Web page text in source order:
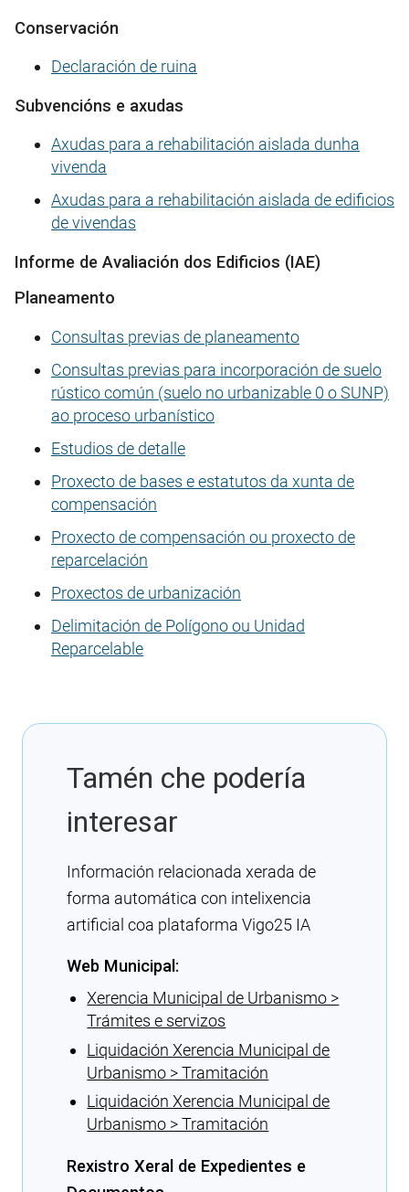
Conservación
Declaración de ruina
Subvencións e axudas
Axudas para a rehabilitación aislada dunha
vivenda
Axudas para a rehabilitación aislada de edificios
de vivendas
Informe de Avaliación dos Edificios (IAE)
Planeamento
Consultas previas de planeamento
Consultas previas para incorporación de suelo
rústico común (suelo no urbanizable 0 o SUNP)
ao proceso urbanístico
Estudios de detalle
Proxecto de bases e estatutos da xunta de
compensación
Proxecto de compensación ou proxecto de
reparcelación
Proxectos de urbanización
Delimitación de Polígono ou Unidad
Reparcelable
Tamén che podería
interesar
Información relacionada xerada de
forma automática con intelixencia
artificial coa plataforma Vigo25 IA
Web Municipal:
Xerencia Municipal de Urbanismo >
Trámites e servizos
Liquidación Xerencia Municipal de
Urbanismo > Tramitación
Liquidación Xerencia Municipal de
Urbanismo > Tramitación
Rexistro Xeral de Expedientes e